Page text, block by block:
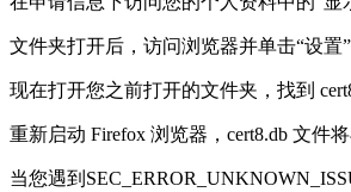
文件夹打开后，访问浏览器并单击“设置
现在打开您之前打开的文件夹，找到
重新启动 Firefox 浏览器，cert8.db 文件
当您遇到